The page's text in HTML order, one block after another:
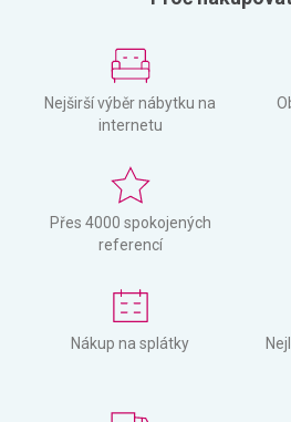
Nejširší výběr nábytku na
internetu
Přes 4000 spokojených
referencí
Nákup na splátky